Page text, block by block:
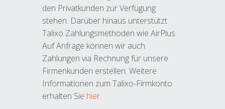
den Privatkunden zur Verfügung
stehen. Darüber hinaus unterstützt
Talixo Zahlungsmethoden wie AirPlus.
Auf Anfrage können wir auch
Zahlungen via Rechnung für unsere
Firmenkunden erstellen. Weitere
Informationen zum Talixo-Firmkonto
erhalten Sie hier.